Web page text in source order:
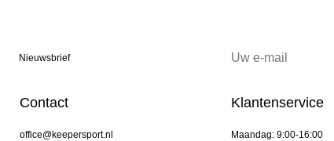
Nieuwsbrief
Contact
office@keepersport.nl
Klantenservice
Maandag: 9:00-16:00